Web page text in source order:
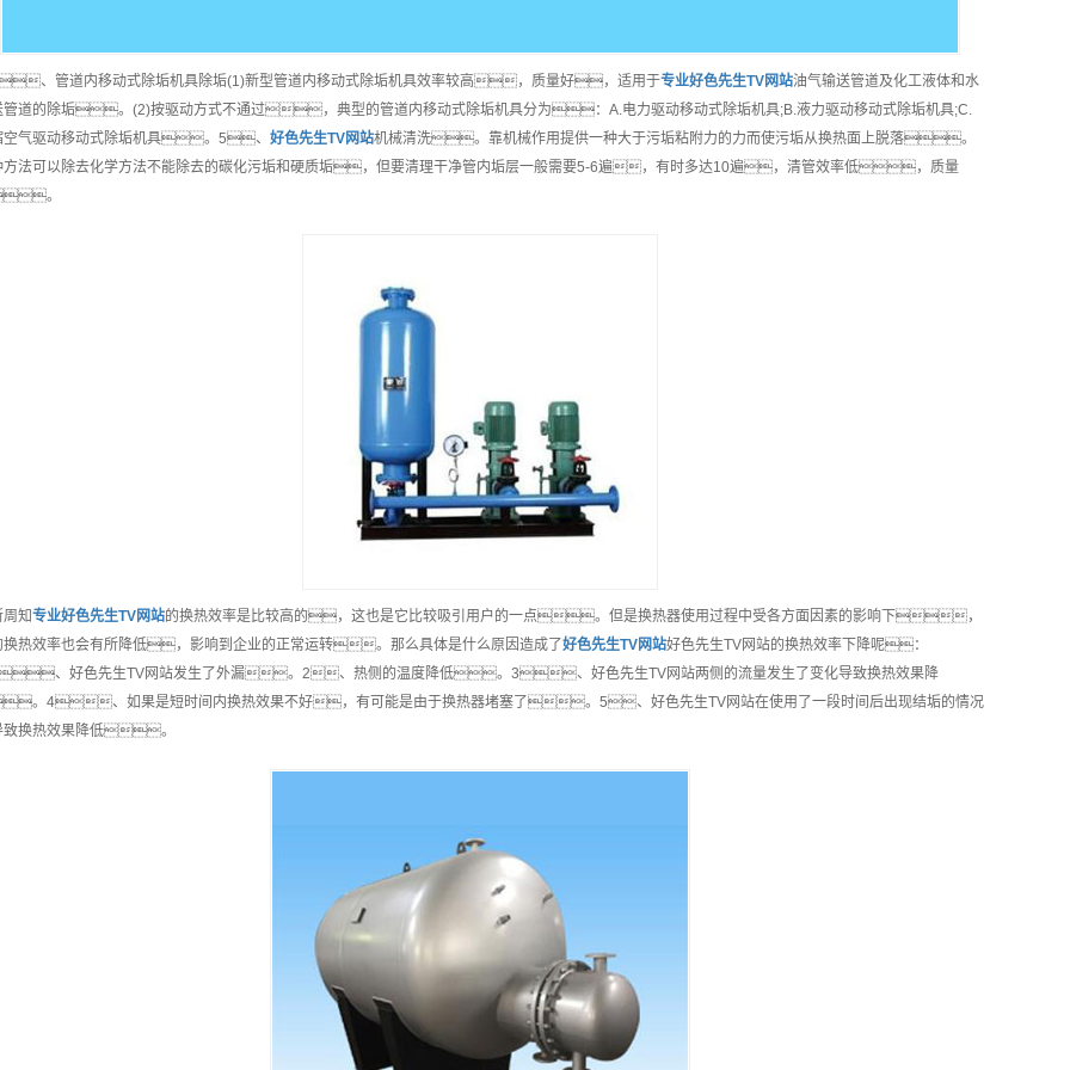
、管道内移动式除垢机具除垢(1)新型管道内移动式除垢机具效率较高，质量好，适用于专业好色先生TV网站油气输送管道及化工液体和水
管道的除垢。(2)按驱动方式不通过，典型的管道内移动式除垢机具分为：A.电力驱动移动式除垢机具;B.液力驱动移动式除垢机具;C.
空气驱动移动式除垢机具。5、 好色先生TV网站机械清洗。靠机械作用提供一种大于污垢粘附力的力而使污垢从换热面上脱落。
方法可以除去化学方法不能除去的碳化污垢和硬质垢，但要清理干净管内垢层一般需要5-6遍，有时多达10遍，清管效率低，质量
。
知专业好色先生TV网站的换热效率是比较高的，这也是它比较吸引用户的一点。但是换热器使用过程中受各方面因素的影响下，
换热效率也会有所降低，影响到企业的正常运转。那么具体是什么原因造成了好色先生TV网站好色先生TV网站的换热效率下降呢：
、好色先生TV网站发生了外漏。2、热侧的温度降低。3、好色先生TV网站两侧的流量发生了变化导致换热效果降
。4、如果是短时间内换热效果不好，有可能是由于换热器堵塞了。5、好色先生TV网站在使用了一段时间后出现结垢的情况
致换热效果降低。